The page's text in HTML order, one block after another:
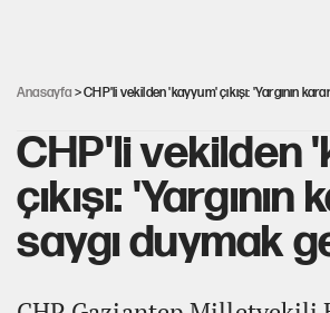
Anasayfa > CHP'li vekilden 'kayyum' çıkışı: 'Yargının
CHP'li vekilden
çıkışı: 'Yargının
saygı duymak